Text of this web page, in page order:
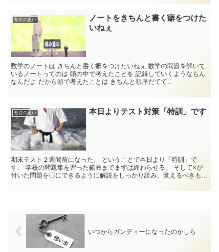
塾長の思い
ノートをきちんと書く癖をつけた
いねぇ
数学のノートは きちんと書く癖をつけたいねぇ 数学の問題を解いて
いるノートってのは 頭の中で考えたことを 記録していくようなもん
なんだよ だから頭で考えたことは きちんと順序だてて...
塾長の思い 本日よりテスト対策「特訓」です
期末テスト２週間前になった。 ということで本日より「特訓」で
す。 学校の問題集を習った範囲までまずは終わらせる。 そして×が
付いた問題を〇にできるように解説をしっかり読み、覚えるべきもの
いつからガンディーになったのかしら